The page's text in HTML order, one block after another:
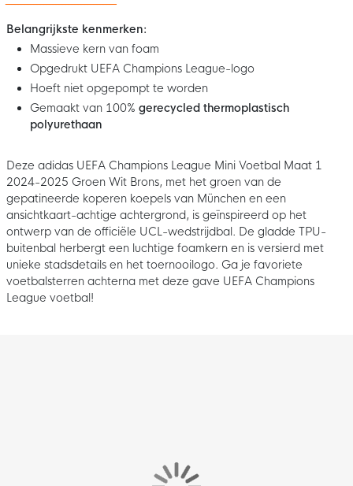
Belangrijkste kenmerken:
Massieve kern van foam
Opgedrukt UEFA Champions League-logo
Hoeft niet opgepompt te worden
Gemaakt van 100% gerecycled thermoplastisch
polyurethaan
Deze adidas UEFA Champions League Mini Voetbal Maat 1
2024-2025 Groen Wit Brons, met het groen van de
gepatineerde koperen koepels van München en een
ansichtkaart-achtige achtergrond, is geïnspireerd op het
ontwerp van de officiële UCL-wedstrijdbal. De gladde TPU-
buitenbal herbergt een luchtige foamkern en is versierd met
unieke stadsdetails en het toernooilogo. Ga je favoriete
voetbalsterren achterna met deze gave UEFA Champions
League voetbal!